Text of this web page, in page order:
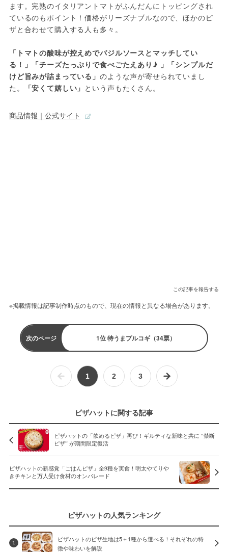
ます。完熟のイタリアントマトがふんだんにトッピングされ
ているのもポイント！価格がリーズナブルなので、ほかのピ
ザと合わせて購入する人も多々。
「トマトの酸味が控えめでバジルソースとマッチしてい
る！」「チーズたっぷりで食べごたえあり♪ 」「シンプルだ
けど旨みが詰まっている」 のような声が寄せられていまし
た。
「安くて嬉しい」 という声もたくさん。
商品情報｜公式サイト
この記事を報告する
※掲載情報は記事制作時点のもので、現在の情報と異なる場合があります。
次のページ 1位 特うまプルコギ（34票）
1 2 3
ピザハットに関する記事
ピザハットの「飲めるピザ」再び！ギルティな新味と共に “禁断
ピザ” が期間限定復活
ピザハットの新感覚「ごはんピザ」全9種を実食！明太やてりや
きチキンと万人受け食材のオンパレード
ピザハットの人気ランキング
1
ピザハットのピザ生地は5＋1種から選べる！それぞれの特
徴や味わいを解説